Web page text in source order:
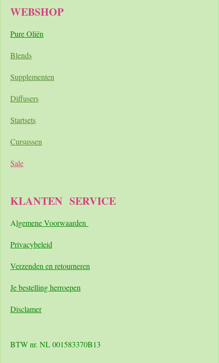
WEBSHOP
Pure Oliën
Blends
Supplementen
Diffusers
Startsets
Cursussen
Sale
KLANTEN SERVICE
Algemene Voorwaarden
Privacybeleid
Verzenden en retourneren
Je bestelling herroepen
Disclamer
BTW nr. NL 001583370B13